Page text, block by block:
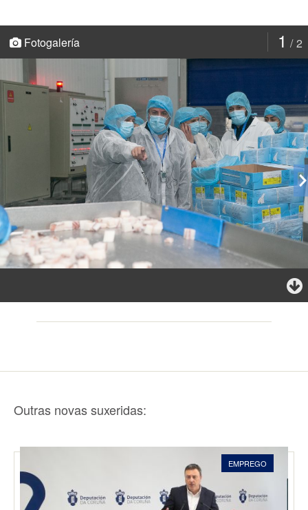
1 2
Fotogalería
Outras novas suxeridas:
EMPREGO